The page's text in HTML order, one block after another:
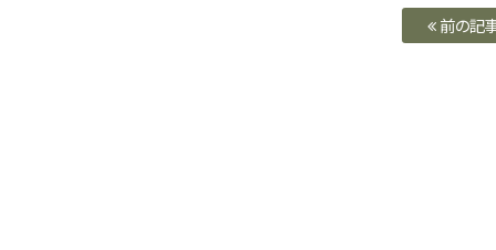
前の記